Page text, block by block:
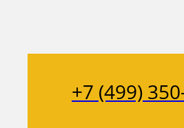
+7 (499)